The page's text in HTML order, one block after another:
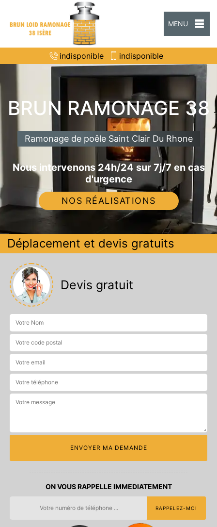
MENU
indisponible indisponible
BRUN RAMONAGE 38
Ramonage de poêle Saint Clair Du Rhone
Nous intervenons 24h/24 sur 7j/7 en cas
d'urgence
NOS RÉALISATIONS
Déplacement et devis gratuits
Devis gratuit
ON VOUS RAPPELLE IMMEDIATEMENT